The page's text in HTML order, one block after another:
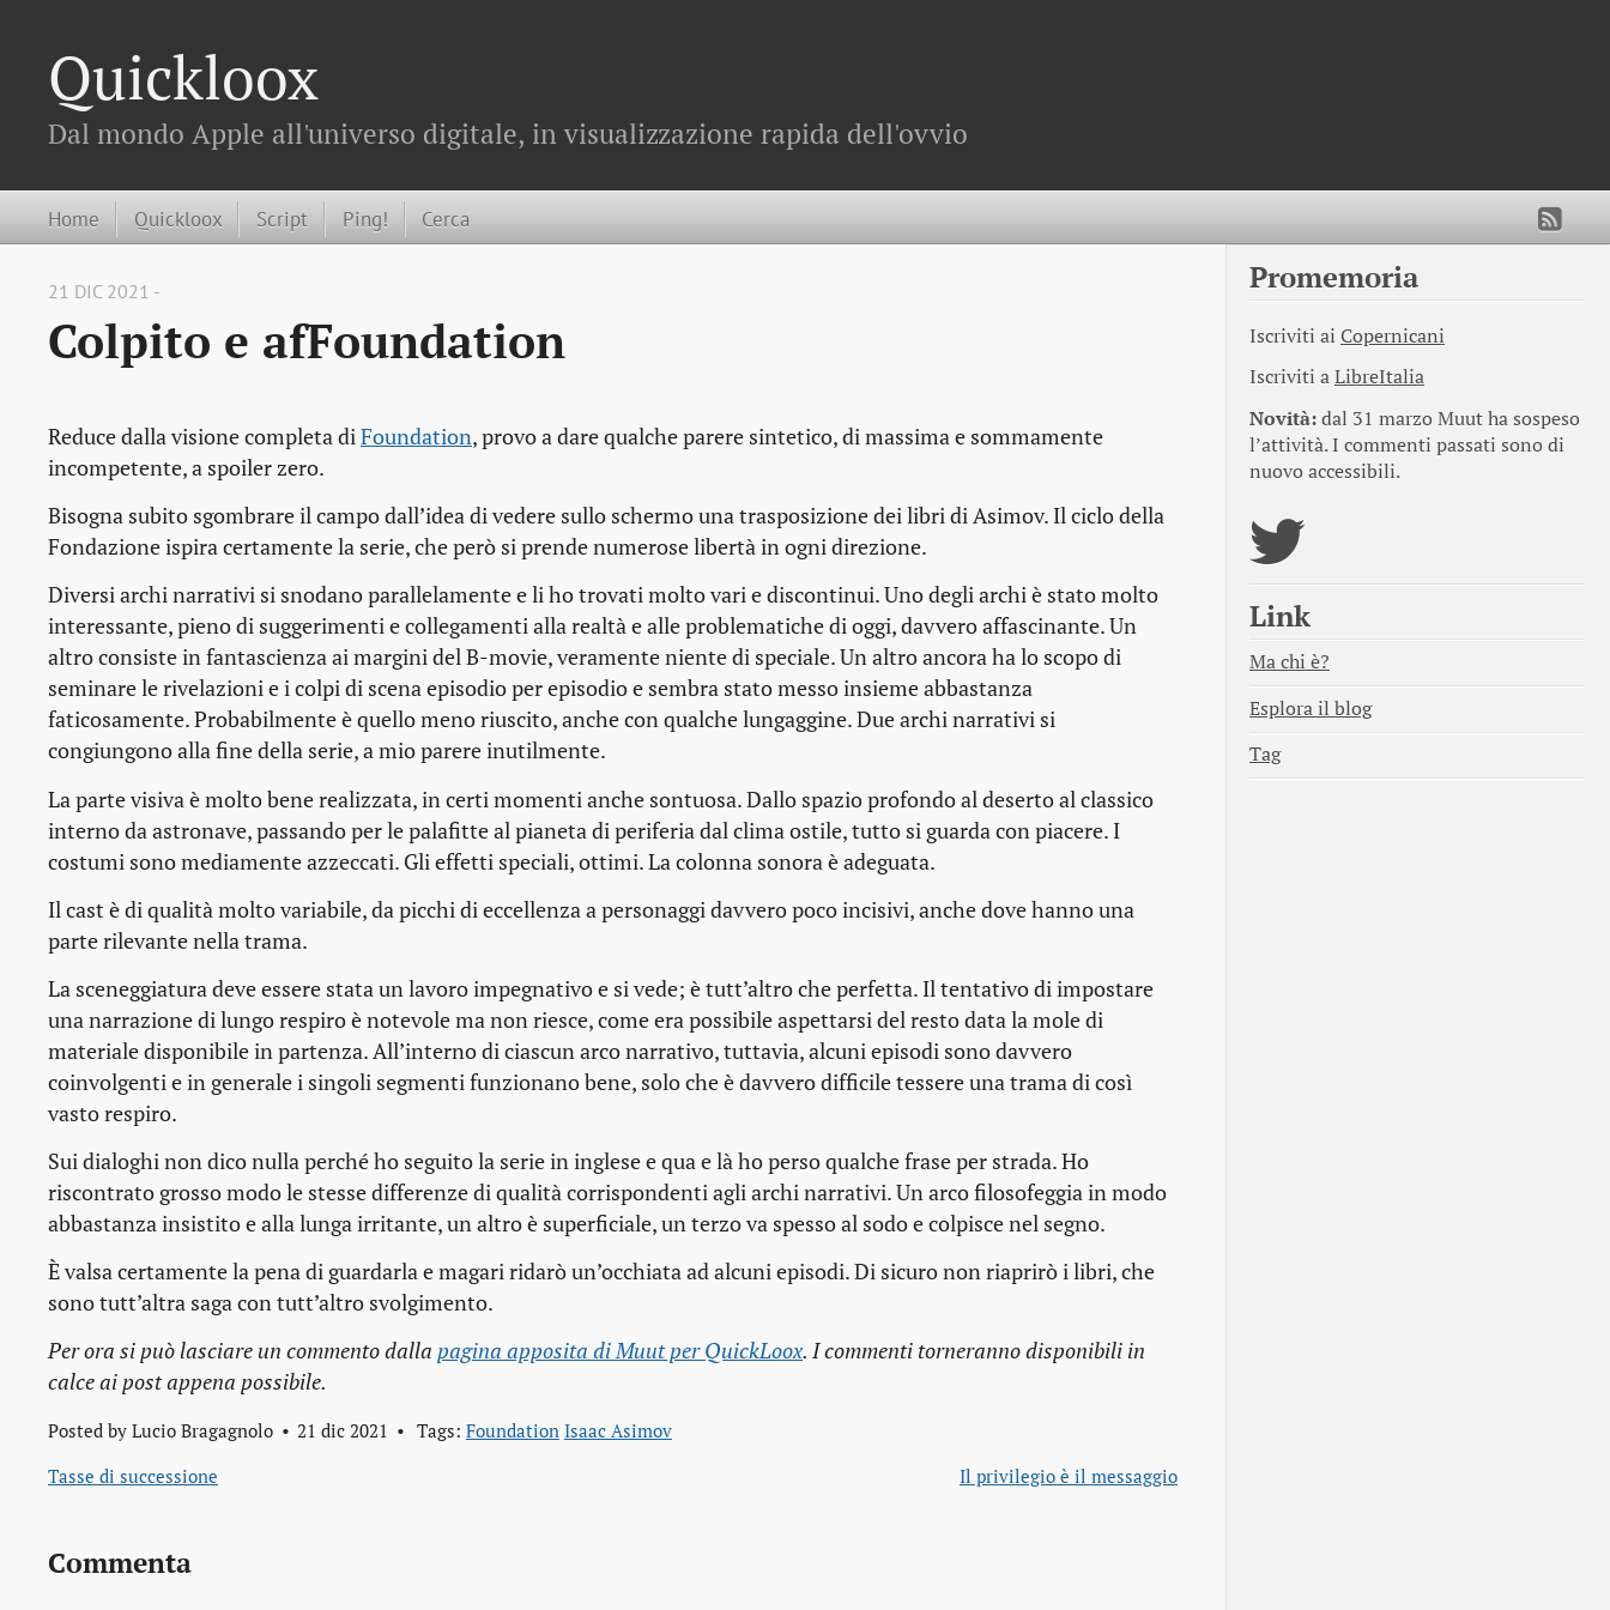
Quickloox
Dal mondo Apple all'universo digitale, in visualizzazione rapida dell'ovvio
Home Quickloox Script Ping! Cerca
21 DIC 2021 -
Colpito e afFoundation
Reduce dalla visione completa diFoundation, provo a dare qualche parere sintetico, di massima e sommamente
incompetente, a spoiler zero.
Bisogna subito sgombrare il campo dall’idea di vedere sullo schermo una trasposizione dei libri di Asimov. Il ciclo della
Fondazione ispira certamente la serie, che però si prende numerose libertà in ogni direzione.
Diversi archi narrativi si snodano parallelamente e li ho trovati molto vari e discontinui. Uno degli archi è stato molto
interessante, pieno di suggerimenti e collegamenti alla realtà e alle problematiche di oggi, davvero affascinante. Un
altro consiste in fantascienza ai margini del B-movie, veramente niente di speciale. Un altro ancora ha lo scopo di
seminare le rivelazioni e i colpi di scena episodio per episodio e sembra stato messo insieme abbastanza
faticosamente. Probabilmente è quello meno riuscito, anche con qualche lungaggine. Due archi narrativi si
congiungono alla fine della serie, a mio parere inutilmente.
La parte visiva è molto bene realizzata, in certi momenti anche sontuosa. Dallo spazio profondo al deserto al classico
interno da astronave, passando per le palafitte al pianeta di periferia dal clima ostile, tutto si guarda con piacere. I
costumi sono mediamente azzeccati. Gli effetti speciali, ottimi. La colonna sonora è adeguata.
Il cast è di qualità molto variabile, da picchi di eccellenza a personaggi davvero poco incisivi, anche dove hanno una
parte rilevante nella trama.
La sceneggiatura deve essere stata un lavoro impegnativo e si vede; è tutt’altro che perfetta. Il tentativo di impostare
una narrazione di lungo respiro è notevole ma non riesce, come era possibile aspettarsi del resto data la mole di
materiale disponibile in partenza. All’interno di ciascun arco narrativo, tuttavia, alcuni episodi sono davvero
coinvolgenti e in generale i singoli segmenti funzionano bene, solo che è davvero difficile tessere una trama di così
vasto respiro.
Sui dialoghi non dico nulla perché ho seguito la serie in inglese e qua e là ho perso qualche frase per strada. Ho
riscontrato grosso modo le stesse differenze di qualità corrispondenti agli archi narrativi. Un arco filosofeggia in modo
abbastanza insistito e alla lunga irritante, un altro è superficiale, un terzo va spesso al sodo e colpisce nel segno.
È valsa certamente la pena di guardarla e magari ridarò un’occhiata ad alcuni episodi. Di sicuro non riaprirò i libri, che
sono tutt’altra saga con tutt’altro svolgimento.
Per ora si può lasciare un commento dalla pagina apposita di Muut per QuickLoox. I commenti torneranno disponibili in
calce ai post appena possibile.
Posted by Lucio Bragagnolo 21 dic 2021 Tags: Foundation Isaac Asimov
Tasse di successione
Il privilegio è il messaggio
Commenta
Promemoria
Iscriviti ai Copernicani
Iscriviti aLibreItalia
Novità:dal 31 marzo Muut ha sospeso
l’attività. I commenti passati sono di
nuovo accessibili.
Link
Ma chi è?
Esplora il blog
Tag